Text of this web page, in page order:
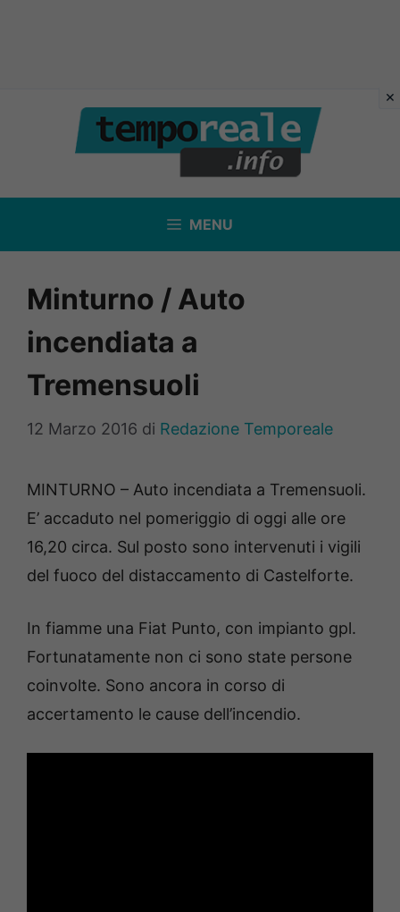
contenuto
MENU
Minturno / Auto
incendiata a
Tremensuoli
12 Marzo 2016 di Redazione Temporeale
MINTURNO – Auto incendiata a Tremensuoli.
E’ accaduto nel pomeriggio di oggi alle ore
16,20 circa. Sul posto sono intervenuti i vigili
del fuoco del distaccamento di Castelforte.
In fiamme una Fiat Punto, con impianto gpl.
Fortunatamente non ci sono state persone
coinvolte. Sono ancora in corso di
accertamento le cause dell’incendio.